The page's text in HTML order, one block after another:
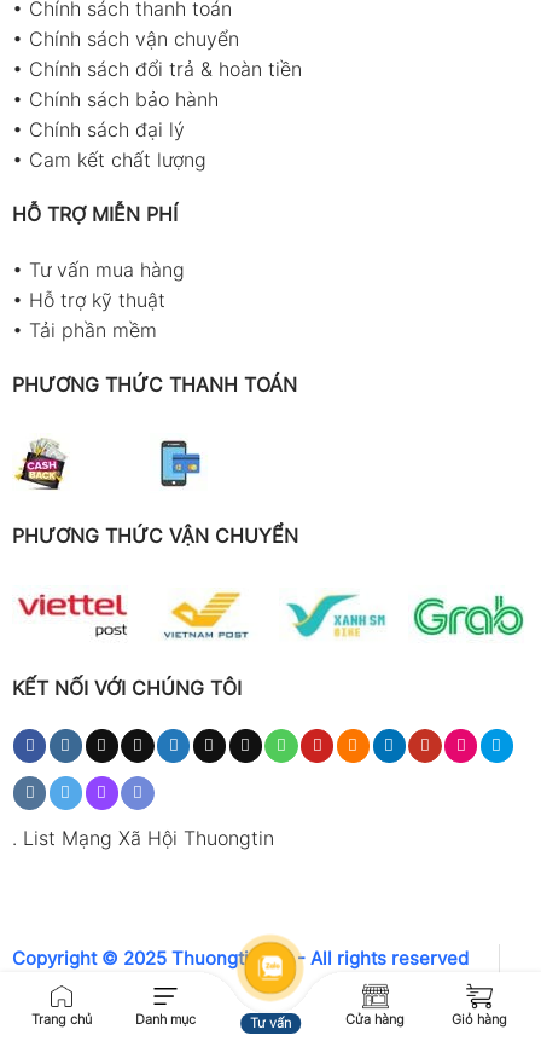
• Chính sách thanh toán
• Chính sách vận chuyển
• Chính sách đổi trả & hoàn tiền
• Chính sách bảo hành
• Chính sách đại lý
• Cam kết chất lượng
HỖ TRỢ MIỄN PHÍ
• Tư vấn mua hàng
• Hỗ trợ kỹ thuật
• Tải phần mềm
PHƯƠNG THỨC THANH TOÁN
PHƯƠNG THỨC VẬN CHUYỂN
KẾT NỐI VỚI CHÚNG TÔI
. List Mạng Xã Hội Thuongtin
Copyright © 2025 Thuongtin.net - All rights reserved
Trang chủ Danh mục Tư vấn Cửa hàng Giỏ hàng